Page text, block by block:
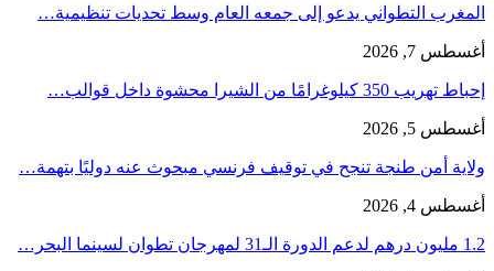
المغرب التطواني يدعو إلى جمعه العام وسط تحديات تنظيمية…
أغسطس 7, 2026
إحباط تهريب 350 كيلوغرامًا من الشيرا محشوة داخل قوالب…
أغسطس 5, 2026
ولاية أمن طنجة تنجح في توقيف فرنسي مبحوث عنه دوليًا بتهمة…
أغسطس 4, 2026
1.2 مليون درهم لدعم الدورة الـ31 لمهرجان تطوان لسينما البحر…